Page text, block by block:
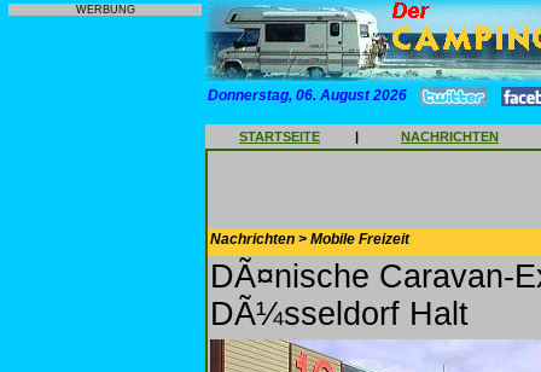
WERBUNG
Donnerstag, 06. August 2026
STARTSEITE | NACHRICHTEN
Nachrichten > Mobile Freizeit
DÃ¤nische Caravan-
DÃ¼sseldorf Halt